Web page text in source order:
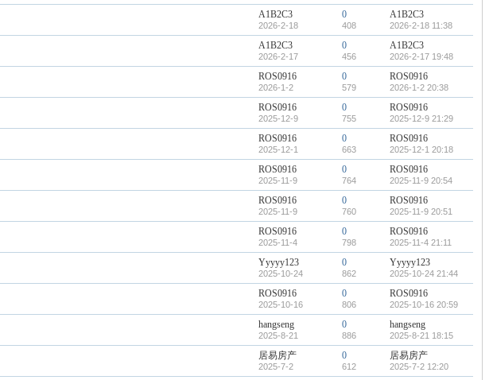
A1B2C3
2026-2-18
0
408
A1B2C3
2026-2-18 11:38
A1B2C3
2026-2-17
0
456
A1B2C3
2026-2-17 19:48
ROS0916
2026-1-2
0
579
ROS0916
2026-1-2 20:38
ROS0916
2025-12-9
0
755
ROS0916
2025-12-9 21:29
ROS0916
2025-12-1
0
663
ROS0916
2025-12-1 20:18
ROS0916
2025-11-9
0
764
ROS0916
2025-11-9 20:54
ROS0916
2025-11-9
0
760
ROS0916
2025-11-9 20:51
ROS0916
2025-11-4
0
798
ROS0916
2025-11-4 21:11
Yyyyy123
2025-10-24
0
862
Yyyyy123
2025-10-24 21:44
ROS0916
2025-10-16
0
806
ROS0916
2025-10-16 20:59
hangseng
2025-8-21
0
886
hangseng
2025-8-21 18:15
居易房产
2025-7-2
0
612
居易房产
2025-7-2 12:20